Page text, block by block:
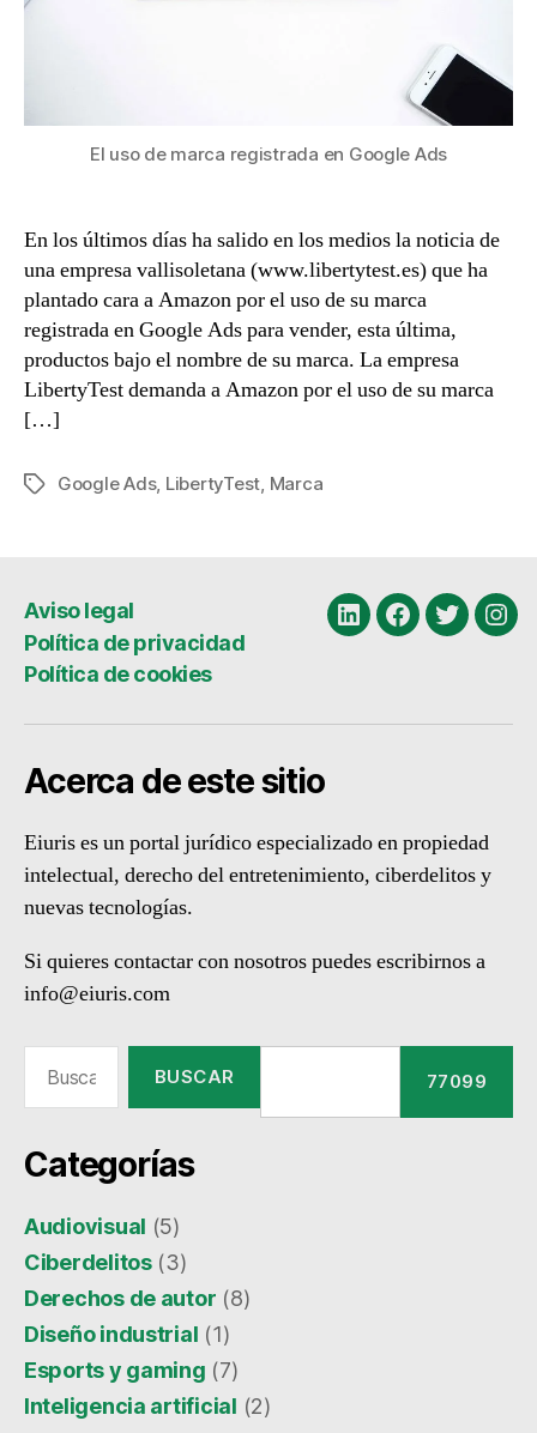
El uso de marca registrada en Google Ads
En los últimos días ha salido en los medios la noticia de
una empresa vallisoletana (www.libertytest.es) que ha
plantado cara a Amazon por el uso de su marca
registrada en Google Ads para vender, esta última,
productos bajo el nombre de su marca. La empresa
LibertyTest demanda a Amazon por el uso de su marca
[…]
Etiquetas
Google Ads, LibertyTest, Marca
Aviso legal
Política de privacidad
Política de cookies
LinkedinFacebook
Twitter
Acerca de este sitio
Eiuris es un portal jurídico especializado en propiedad
intelectual, derecho del entretenimiento, ciberdelitos y
nuevas tecnologías.
Si quieres contactar con nosotros puedes escribirnos a
info@eiuris.com
Categorías
Audiovisual (5)
Ciberdelitos(3)
Derechos de autor (8)
Diseño industrial (1)
Esports y gaming (7)
Inteligencia artificial (2)